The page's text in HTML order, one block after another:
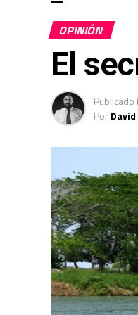
OPINIÓN
El
Publicado
Por